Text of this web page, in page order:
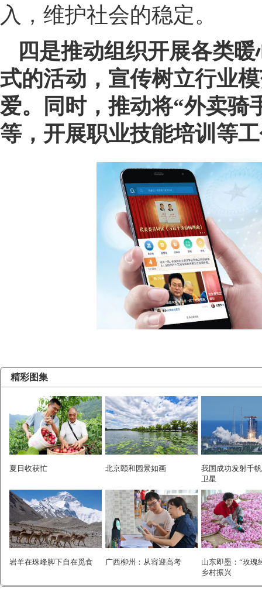
入，维护社会的稳定。
四是推动组织开展各类
式的活动，宣传树立行业
爱。同时，推动将“外卖骑
等，开展职业技能培训等